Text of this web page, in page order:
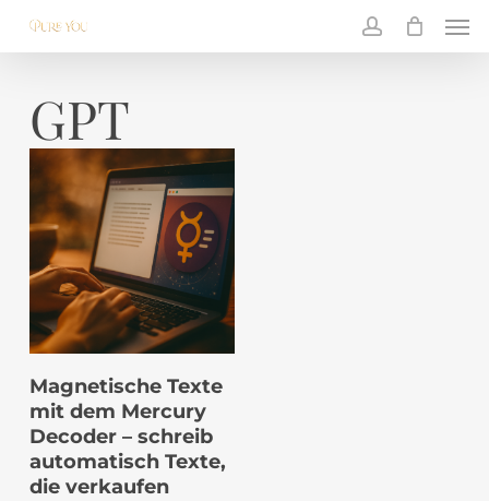
main
account
GPT
IN DEN
WARENKORB
Magnetische Texte
mit dem Mercury
Decoder – schreib
automatisch Texte,
die verkaufen